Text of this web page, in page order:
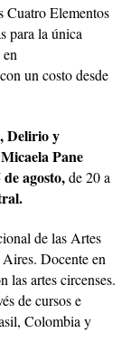
Cuatro Elementos
para la única
un costo desde
Delirio y
Micaela Pane
agosto,de 20 a
de las Artes
Docente en
las artes circenses.
de cursos e
Colombia y